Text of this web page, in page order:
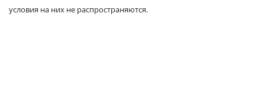
условия на них не распространяются.